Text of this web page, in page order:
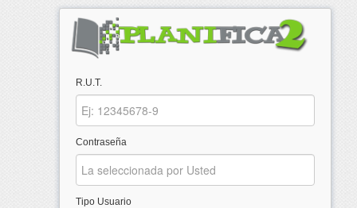
R.U.T.
Contraseña
Tipo Usuario